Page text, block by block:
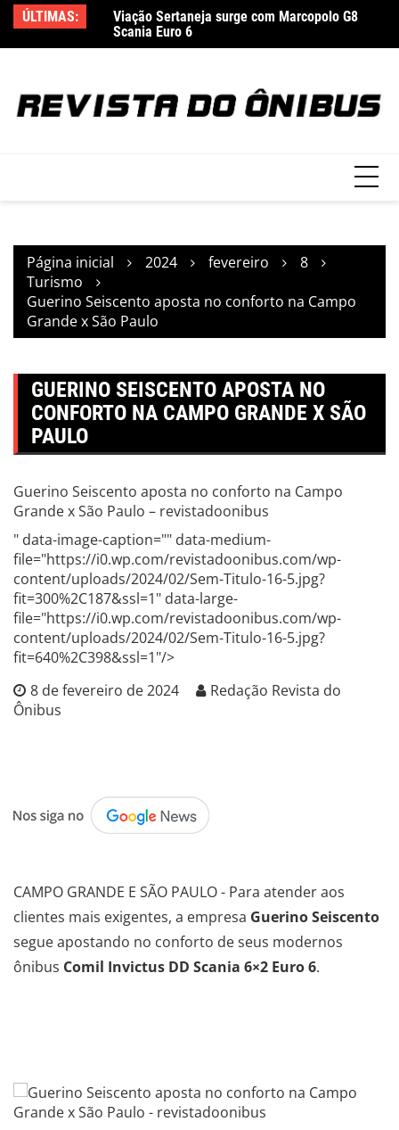
para
o
ÚLTIMAS:
incorpora
Viação Sertaneja surge com Marcopolo G8
Scania Euro 6
Página inicial 2024 fevereiro
8
Turismo
Guerino Seiscento aposta no conforto na Campo
Grande x São Paulo
GUERINO SEISCENTO APOSTA NO
CONFORTO NA CAMPO GRANDE X SÃO
PAULO
Guerino Seiscento aposta no conforto na Campo
Grande x São Paulo – revistadoonibus
" data-image-caption="" data-medium-
file="https://i0.wp.com/revistadoonibus.com/wp-
content/uploads/2024/02/Sem-Titulo-16-5.jpg?
fit=300%2C187&ssl=1" data-large-
file="https://i0.wp.com/revistadoonibus.com/wp-
content/uploads/2024/02/Sem-Titulo-16-5.jpg?
fit=640%2C398&ssl=1"/>
8 de fevereiro de 2024
Redação Revista do
Ônibus
CAMPO GRANDE E SÃO PAULO - Para atender aos
clientes mais exigentes, a empresa Guerino Seiscento
segue apostando no conforto de seus modernos
ônibus Comil Invictus DD Scania 6×2 Euro 6.